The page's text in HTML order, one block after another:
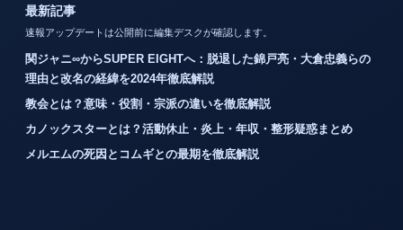
最新記事
速報アップデートは公開前に編集デスクが確認します。
関ジャニ∞からSUPER EIGHTへ：脱退した錦戸亮・大倉忠義らの
理由と改名の経緯を2024年徹底解説
教会とは？意味・役割・宗派の違いを徹底解説
カノックスターとは？活動休止・炎上・年収・整形疑惑まとめ
メルエムの死因とコムギとの最期を徹底解説